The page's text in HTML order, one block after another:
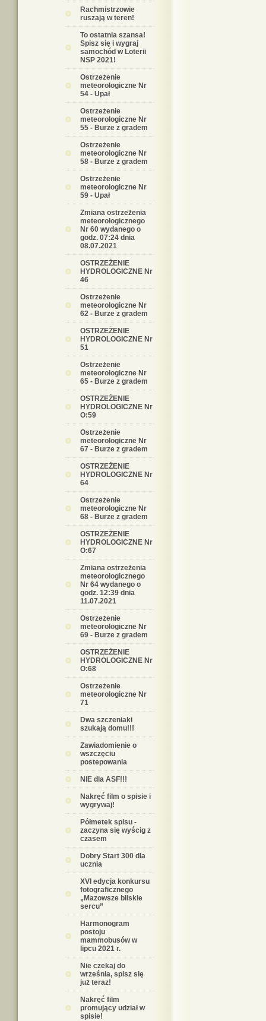
Rachmistrzowie
ruszają w teren!
To ostatnia szansa!
Spisz się i wygraj
samochód w Loterii
NSP 2021!
Ostrzeżenie
meteorologiczne Nr
54 - Upał
Ostrzeżenie
meteorologiczne Nr
55 - Burze z gradem
Ostrzeżenie
meteorologiczne Nr
58 - Burze z gradem
Ostrzeżenie
meteorologiczne Nr
59 - Upał
Zmiana ostrzeżenia
meteorologicznego
Nr 60 wydanego o
godz. 07:24 dnia
08.07.2021
OSTRZEŻENIE
HYDROLOGICZNE Nr
46
Ostrzeżenie
meteorologiczne Nr
62 - Burze z gradem
OSTRZEŻENIE
HYDROLOGICZNE Nr
51
Ostrzeżenie
meteorologiczne Nr
65 - Burze z gradem
OSTRZEŻENIE
HYDROLOGICZNE Nr
O:59
Ostrzeżenie
meteorologiczne Nr
67 - Burze z gradem
OSTRZEŻENIE
HYDROLOGICZNE Nr
64
Ostrzeżenie
meteorologiczne Nr
68 - Burze z gradem
OSTRZEŻENIE
HYDROLOGICZNE Nr
O:67
Zmiana ostrzeżenia
meteorologicznego
Nr 64 wydanego o
godz. 12:39 dnia
11.07.2021
Ostrzeżenie
meteorologiczne Nr
69 - Burze z gradem
OSTRZEŻENIE
HYDROLOGICZNE Nr
O:68
Ostrzeżenie
meteorologiczne Nr
71
Dwa szczeniaki
szukają domu!!!
Zawiadomienie o
wszczęciu
postepowania
NIE dla ASF!!!
Nakręć film o spisie i
wygrywaj!
Półmetek spisu -
zaczyna się wyścig z
czasem
Dobry Start 300 dla
ucznia
XVI edycja konkursu
fotograficznego
„Mazowsze bliskie
sercu”
Harmonogram
postoju
mammobusów w
lipcu 2021 r.
Nie czekaj do
września, spisz się
już teraz!
Nakręć film
promujący udział w
spisie!